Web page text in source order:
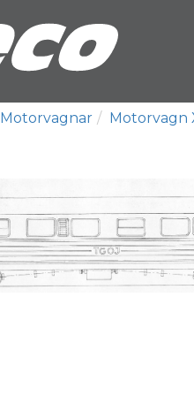
Motorvagnar Motorvagn